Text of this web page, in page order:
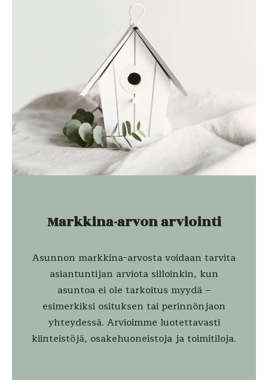
Markkina-arvon arviointi
Asunnon markkina-arvosta voidaan tarvita
asiantuntijan arviota silloinkin, kun
asuntoa ei ole tarkoitus myydä –
esimerkiksi osituksen tai perinnönjaon
yhteydessä. Arvioimme luotettavasti
kiinteistöjä, osakehuoneistoja ja toimitiloja.